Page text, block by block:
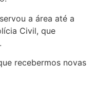
a área até a
Civil, que
recebermos novas